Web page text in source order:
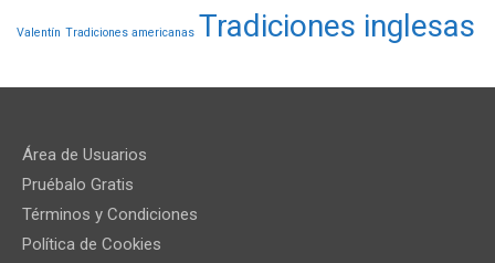
Valentín Tradiciones americanas Tradiciones inglesas
Área de Usuarios
Pruébalo Gratis
Términos y Condiciones
Política de Cookies